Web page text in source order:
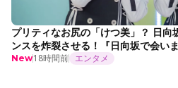
プリティなお尻の「けつ美」？ 日向
ンスを炸裂させる！『日向坂で会い
New18時間前 エンタメ